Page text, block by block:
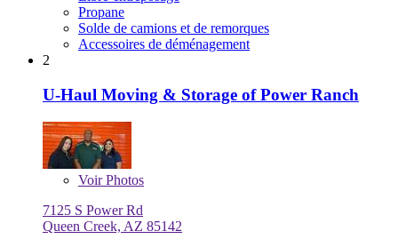
Propane
Solde de camions et de remorques
Accessoires de déménagement
2
U-Haul Moving & Storage of Power Ranch
VoirPhotos
7125 S Power Rd
Queen Creek, AZ 85142